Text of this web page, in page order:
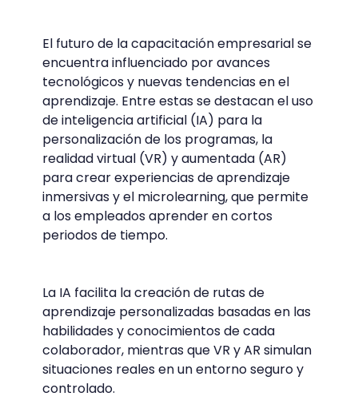
El futuro de la capacitación empresarial se
encuentra influenciado por avances
tecnológicos y nuevas tendencias en el
aprendizaje. Entre estas se destacan el uso
de inteligencia artificial (IA) para la
personalización de los programas, la
realidad virtual (VR) y aumentada (AR)
para crear experiencias de aprendizaje
inmersivas y el microlearning, que permite
a los empleados aprender en cortos
periodos de tiempo.
La IA facilita la creación de rutas de
aprendizaje personalizadas basadas en las
habilidades y conocimientos de cada
colaborador, mientras que VR y AR simulan
situaciones reales en un entorno seguro y
controlado.